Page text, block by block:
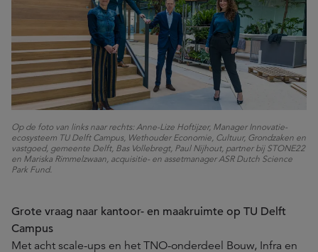
Op de foto van links naar rechts: Anne-Lize Hoftijzer, Manager Innovatie-
ecosysteem TU Delft Campus, Wethouder Economie, Cultuur, Grondzaken en
vastgoed, gemeente Delft, Bas Vollebregt, Paul Nijhout, partner bij STONE22
en Mariska Rimmelzwaan, acquisitie- en assetmanager ASR Dutch Science
Park Fund.
Grote vraag naar kantoor- en maakruimte op TU Delft
Campus
Met acht scale-ups en het TNO-onderdeel Bouw, Infra en